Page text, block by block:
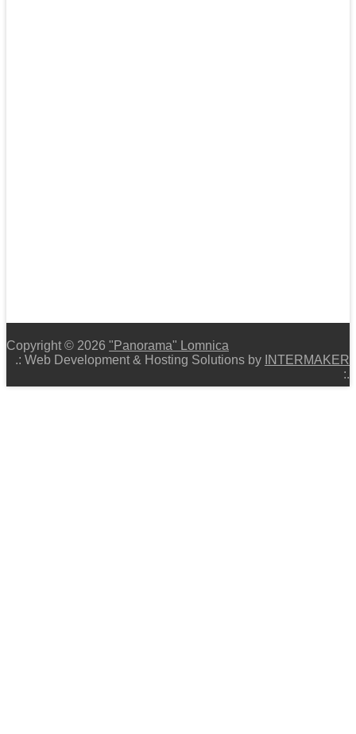
Copyright © 2026 "Panorama" Lomnica
.: Web Development & Hosting Solutions by INTERMAKER
:.